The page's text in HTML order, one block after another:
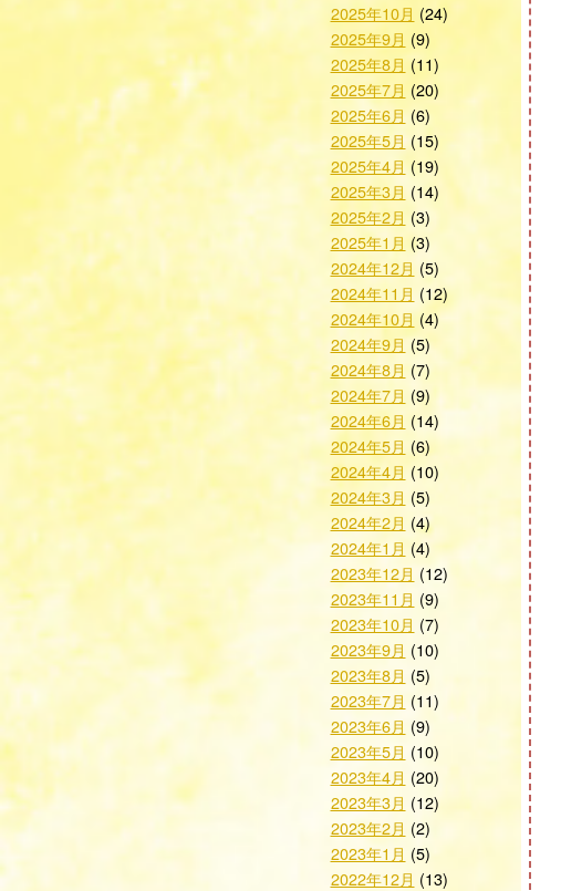
2025年10月 (24)
2025年9月 (9)
2025年8月 (11)
2025年7月 (20)
2025年6月(6)
2025年5月 (15)
2025年4月 (19)
2025年3月 (14)
2025年2月 (3)
2025年1月 (3)
2024年12月 (5)
2024年11月 (12)
2024年10月 (4)
2024年9月 (5)
2024年8月 (7)
2024年7月 (9)
2024年6月 (14)
2024年5月 (6)
2024年4月 (10)
2024年3月 (5)
2024年2月 (4)
2024年1月 (4)
2023年12月 (12)
2023年11月 (9)
2023年10月 (7)
2023年9月 (10)
2023年8月 (5)
2023年7月 (11)
2023年6月 (9)
2023年5月 (10)
2023年4月 (20)
2023年3月 (12)
2023年2月 (2)
2023年1月 (5)
2022年12月 (13)